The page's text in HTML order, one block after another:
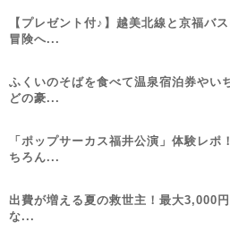
【プレゼント付♪】越美北線と京福バ
冒険へ...
ふくいのそばを食べて温泉宿泊券やい
どの豪...
「ポップサーカス福井公演」体験レポ
ちろん...
出費が増える夏の救世主！最大3,000
な...